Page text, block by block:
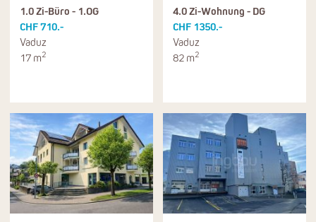
1.0 Zi-Büro - 1.OG
CHF 710.-
Vaduz
17 m2
4.0 Zi-Wohnung - DG
CHF 1350.-
Vaduz
82 m2